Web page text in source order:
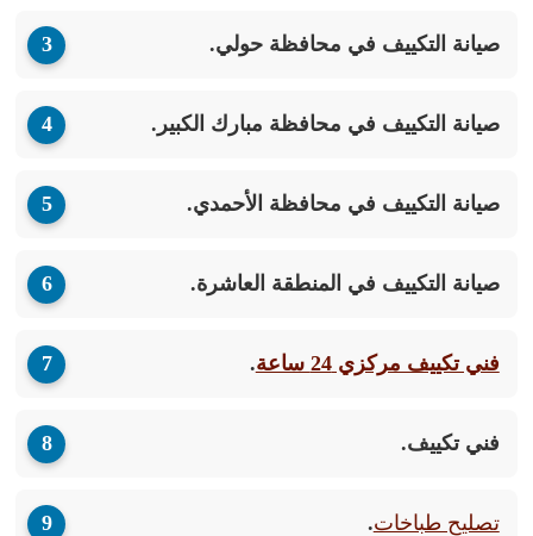
صيانة التكييف في محافظة حولي.
صيانة التكييف في محافظة مبارك الكبير.
صيانة التكييف في محافظة الأحمدي.
صيانة التكييف في المنطقة العاشرة.
فني تكييف مركزي 24 ساعة .
فني تكييف.
تصليح طباخات.